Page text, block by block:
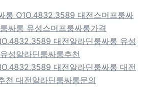
롱 O1O.4832.3589 대전스머프룸싸
싸롱 유성스머프룸싸롱가격
대전알라딘룸싸롱 유성
성알라딘룸싸롱추천
대전알라딘룸싸롱 대전
천 대전알라딘룸싸롱문의